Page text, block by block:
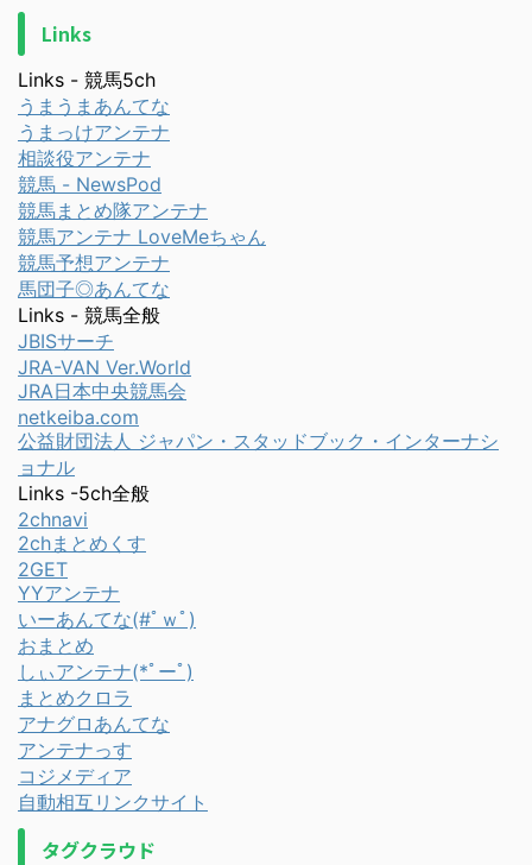
Links
Links - 競馬5ch
うまうまあんてな
うまっけアンテナ
相談役アンテナ
競馬 - NewsPod
競馬まとめ隊アンテナ
競馬アンテナ LoveMeちゃん
競馬予想アンテナ
馬団子◎あんてな
Links - 競馬全般
JBISサーチ
JRA-VAN Ver.World
JRA日本中央競馬会
netkeiba.com
公益財団法人 ジャパン・スタッドブック・インターナシ
ョナル
Links -5ch全般
2chnavi
2chまとめくす
2GET
YYアンテナ
いーあんてな(#ﾟｗﾟ)
おまとめ
しぃアンテナ(*ﾟーﾟ)
まとめクロラ
アナグロあんてな
アンテナっす
コジメディア
自動相互リンクサイト
タグクラウド